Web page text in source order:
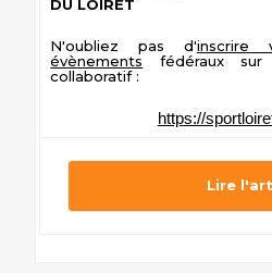
DU LOIRET
N'oubliez pas d'inscrire
évènements fédéraux sur
collaboratif :
https://
Lire